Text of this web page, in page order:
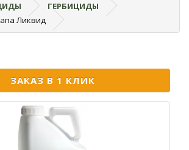
ГЕРБИЦИДЫ
Ликвид
ЗАКАЗ В 1 КЛИК